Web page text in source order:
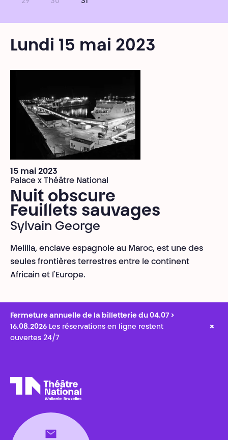
29 30 31
Lundi 15 mai 2023
15 mai 2023
Palace x Théâtre National
Nuit obscure
Feuillets sauvages
Sylvain George
Melilla, enclave espagnole au Maroc, est une des
seules frontières terrestres entre le continent
Africain et l'Europe.
Fermeture annuelle de la billetterie du 04.07 >
16.08.2026 Les réservations en ligne restent
ouvertes 24/7
×